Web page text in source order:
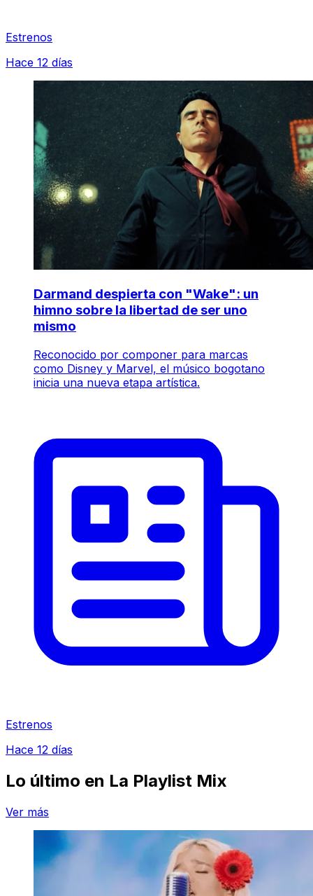
Estrenos
Hace 12 días
Darmand despierta con "Wake": un
himno sobre la libertad de ser uno
mismo
Reconocido por componer para marcas
como Disney y Marvel, el músico bogotano
inicia una nueva etapa artística.
Estrenos
Hace 12 días
Lo último en La Playlist Mix
Ver más